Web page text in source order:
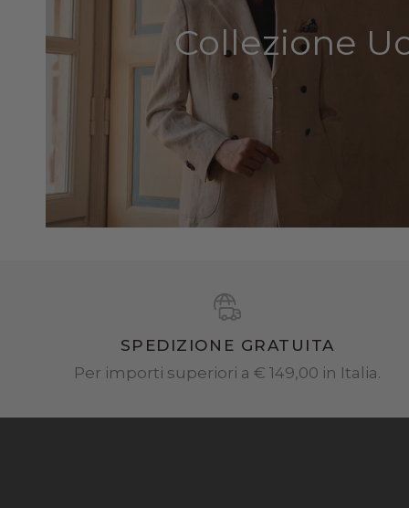
Collezione
SPEDIZIONE GRATUITA
Per importi superiori a € 149,00 in Italia.